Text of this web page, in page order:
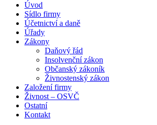
Portál pro podnikatele
Úvod
Sídlo firmy
Účetnictví a daně
Úřady
Zákony
Daňový řád
Insolvenční zákon
Občanský zákoník
Živnostenský zákon
Založení firmy
Živnost – OSVČ
Ostatní
Kontakt